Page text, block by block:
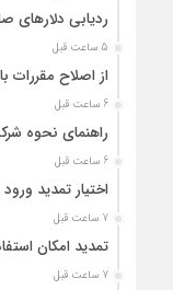
ردیابی دلارهای
5 ساعت قبل
از اصلاح مقررات
6 ساعت قبل
راهنمای نحوه
6 ساعت قبل
اختیار تمدید
7 ساعت قبل
تمدید امکان
7 ساعت قبل